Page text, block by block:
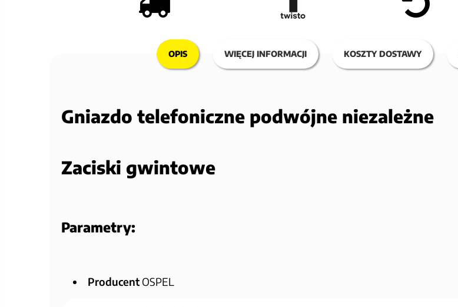
OPIS WIĘCEJ INFORMACJI KOSZTY DOSTAWY
Gniazdo telefoniczne podwójne niezależne
Zaciski gwintowe
Parametry:
Producent OSPEL